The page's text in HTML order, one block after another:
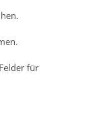
für